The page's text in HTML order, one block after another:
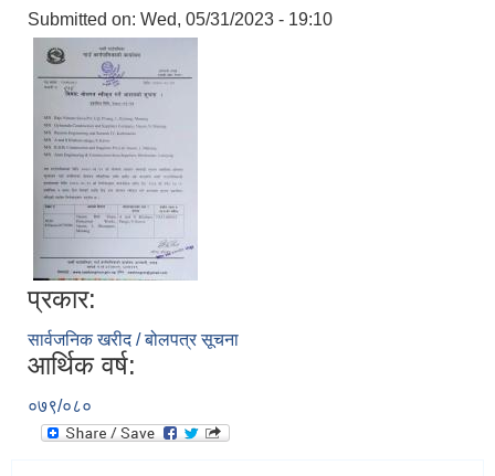
Submitted on: Wed, 05/31/2023 - 19:10
प्रकार:
सार्वजनिक खरीद / बोलपत्र सूचना
आर्थिक वर्ष:
०७९/०८०